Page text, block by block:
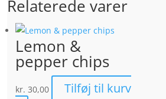
Relaterede varer
Lemon &
pepper chips
kr. 30,00 Tilføj til kurv